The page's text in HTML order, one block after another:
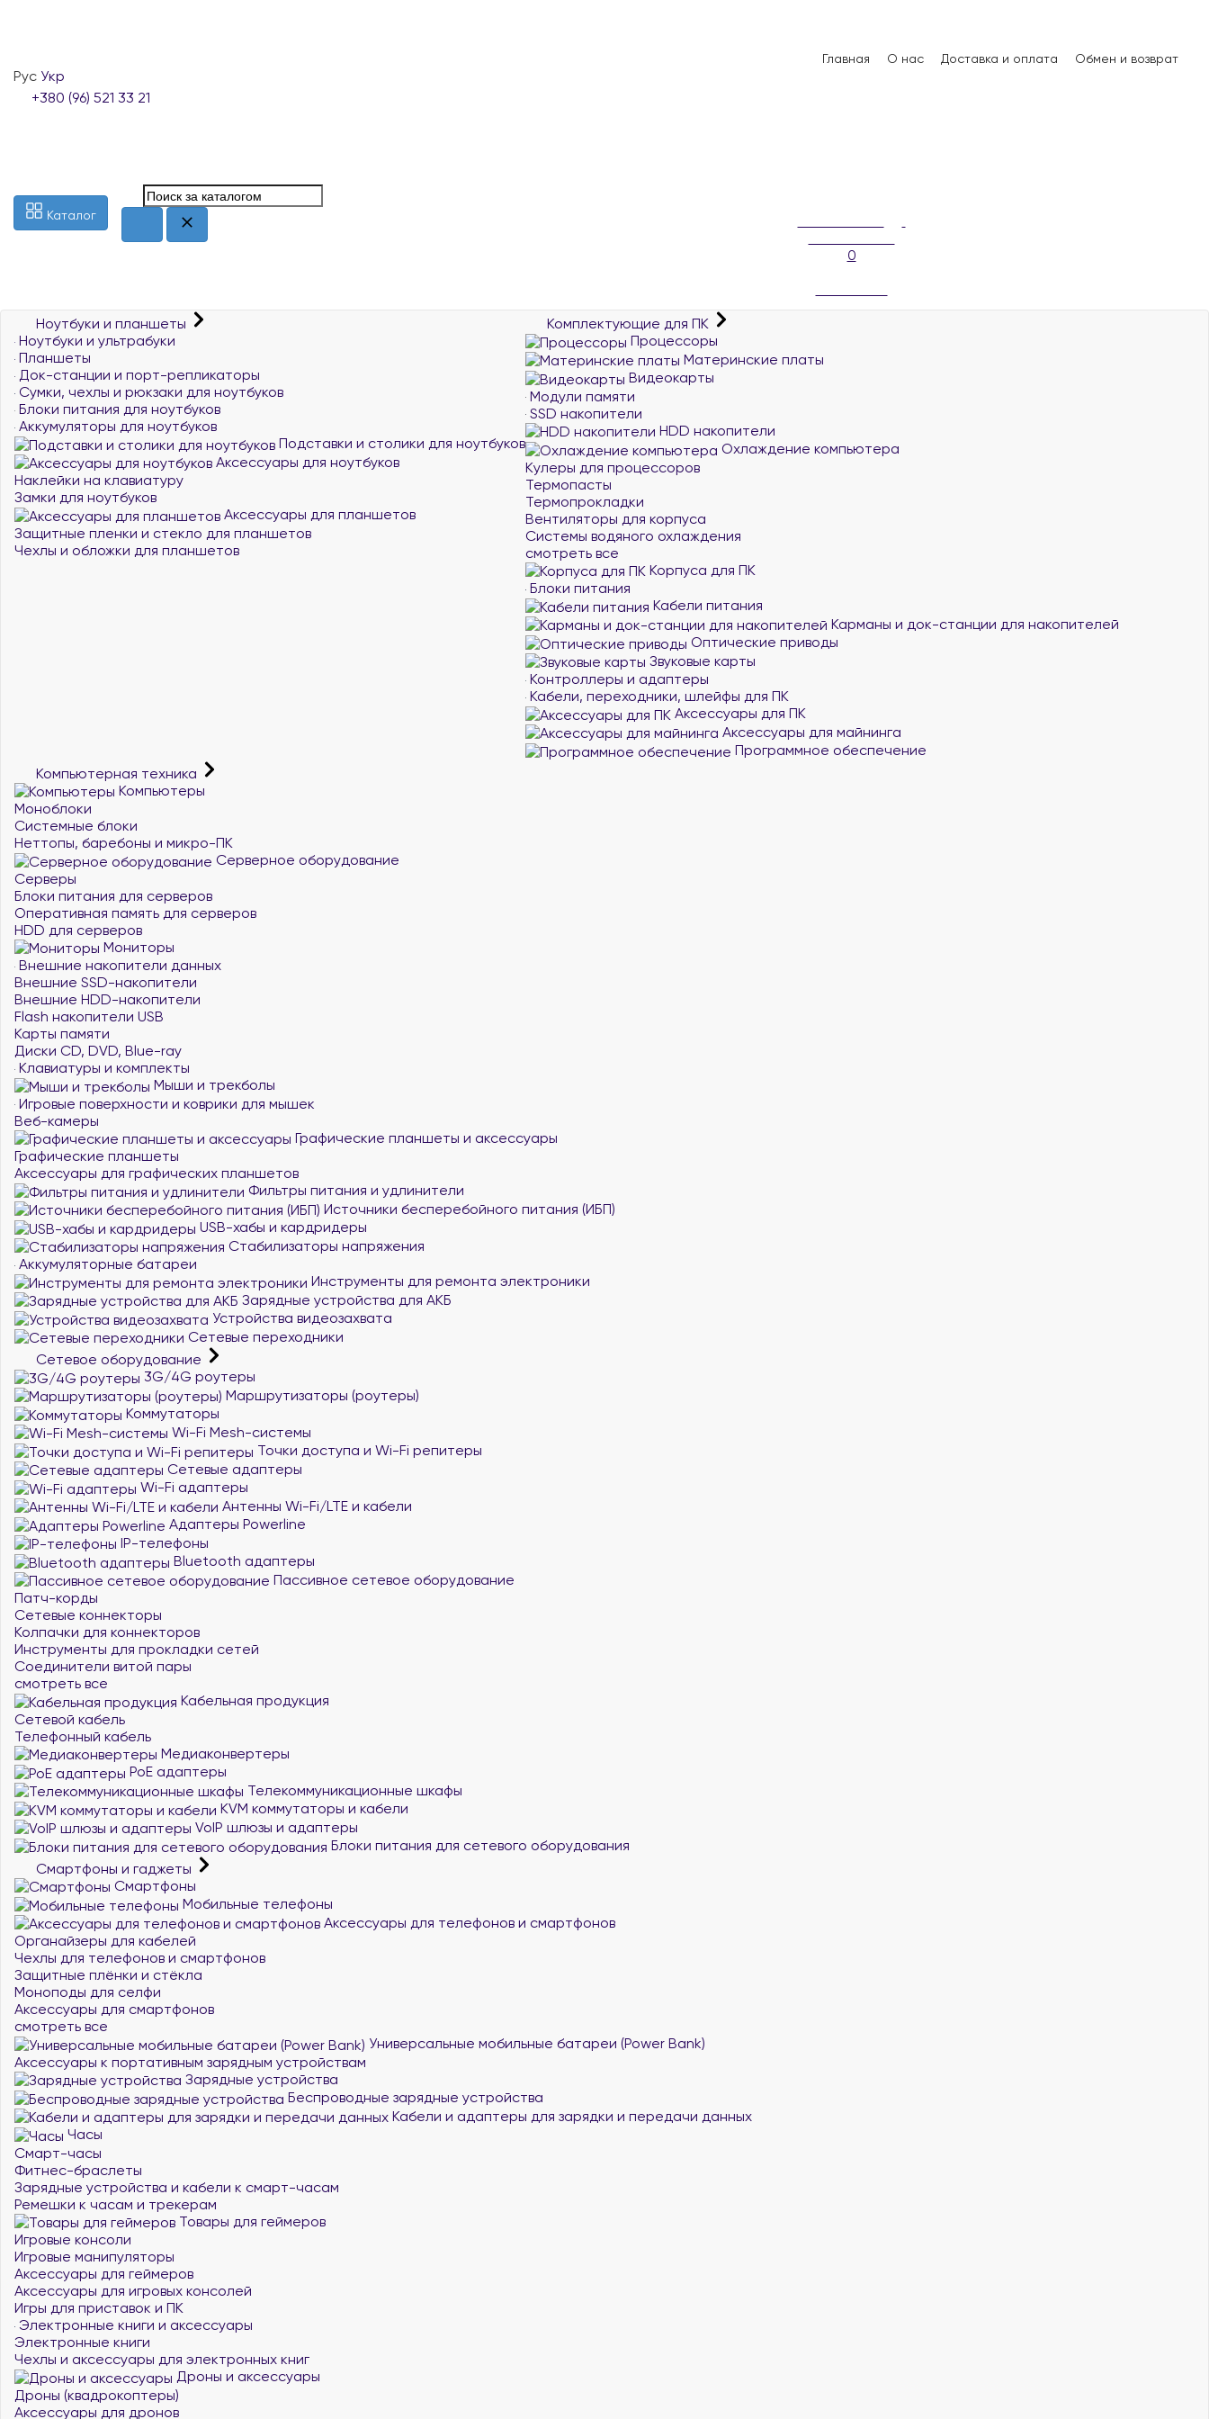
Главная О нас Доставка и оплата Обмен и возврат
Рус Укр
+380 (96) 521 33 21
Каталог
0
Ноутбуки и планшеты
Ноутбуки и ультрабуки
Планшеты
Док-станции и порт-репликаторы
Сумки, чехлы и рюкзаки для ноутбуков
Блоки питания для ноутбуков
Аккумуляторы для ноутбуков
Подставки и столики для ноутбуков
Аксессуары для ноутбуков
Наклейки на клавиатуру
Замки для ноутбуков
Аксессуары для планшетов
Защитные пленки и стекло для планшетов
Чехлы и обложки для планшетов
Комплектующие для ПК
Процессоры
Материнские платы
Видеокарты
Модули памяти
SSD накопители
HDD накопители
Охлаждение компьютера
Кулеры для процессоров
Термопасты
Термопрокладки
Вентиляторы для корпуса
Системы водяного охлаждения
смотреть все
Корпуса для ПК
Блоки питания
Кабели питания
Карманы и док-станции для накопителей
Оптические приводы
Звуковые карты
Контроллеры и адаптеры
Кабели, переходники, шлейфы для ПК
Аксессуары для ПК
Аксессуары для майнинга
Программное обеспечение
Компьютерная техника
Компьютеры
Моноблоки
Системные блоки
Неттопы, баребоны и микро-ПК
Серверное оборудование
Серверы
Блоки питания для серверов
Оперативная память для серверов
HDD для серверов
Мониторы
Внешние накопители данных
Внешние SSD-накопители
Внешние HDD-накопители
Flash накопители USB
Карты памяти
Диски CD, DVD, Blue-ray
Клавиатуры и комплекты
Мыши и трекболы
Игровые поверхности и коврики для мышек
Веб-камеры
Графические планшеты и аксессуары
Графические планшеты
Аксессуары для графических планшетов
Фильтры питания и удлинители
Источники бесперебойного питания (ИБП)
USB-хабы и кардридеры
Стабилизаторы напряжения
Аккумуляторные батареи
Инструменты для ремонта электроники
Зарядные устройства для АКБ
Устройства видеозахвата
Сетевые переходники
Сетевое оборудование
3G/4G роутеры
Маршрутизаторы (роутеры)
Коммутаторы
Wi-Fi Mesh-системы
Точки доступа и Wi-Fi репитеры
Сетевые адаптеры
Wi-Fi адаптеры
Антенны Wi-Fi/LTE и кабели
Адаптеры Powerline
IP-телефоны
Bluetooth адаптеры
Пассивное сетевое оборудование
Патч-корды
Сетевые коннекторы
Колпачки для коннекторов
Инструменты для прокладки сетей
Соединители витой пары
смотреть все
Кабельная продукция
Сетевой кабель
Телефонный кабель
Медиаконвертеры
PoE адаптеры
Телекоммуникационные шкафы
KVM коммутаторы и кабели
VoIP шлюзы и адаптеры
Блоки питания для сетевого оборудования
Смартфоны и гаджеты
Смартфоны
Мобильные телефоны
Аксессуары для телефонов и смартфонов
Органайзеры для кабелей
Чехлы для телефонов и смартфонов
Защитные плёнки и стёкла
Моноподы для селфи
Аксессуары для смартфонов
смотреть все
Универсальные мобильные батареи (Power Bank)
Аксессуары к портативным зарядным устройствам
Зарядные устройства
Беспроводные зарядные устройства
Кабели и адаптеры для зарядки и передачи данных
Часы
Смарт-часы
Фитнес-браслеты
Зарядные устройства и кабели к смарт-часам
Ремешки к часам и трекерам
Товары для геймеров
Игровые консоли
Игровые манипуляторы
Аксессуары для геймеров
Аксессуары для игровых консолей
Игры для приставок и ПК
Электронные книги и аксессуары
Электронные книги
Чехлы и аксессуары для электронных книг
Дроны и аксессуары
Дроны (квадрокоптеры)
Аксессуары для дронов